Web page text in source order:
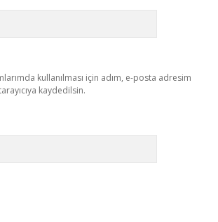
kullanılması için adım, e-posta adresim
kaydedilsin.